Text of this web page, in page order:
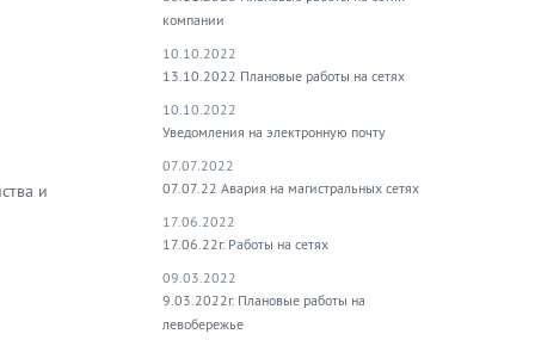
и
компании
10.10.2022
13.10.2022 Плановые работы на сетях
10.10.2022
Уведомления на электронную почту
07.07.2022
07.07.22 Авария на магистральных сетях
17.06.2022
17.06.22г. Работы на сетях
09.03.2022
9.03.2022г. Плановые работы на
левобережье